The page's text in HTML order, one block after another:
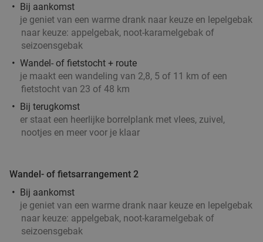
Bij aankomst
je geniet van een warme drank naar keuze en lepelgebak
naar keuze: appelgebak, noot-karamelgebak of
seizoensgebak
Wandel- of fietstocht + route
je maakt een wandeling van 2,8, 5 of 11 km of een
fietstocht van 23 of 48 km
Bij terugkomst
er staat een heerlijke borrelplank met vlees, zuivel,
nootjes en meer voor je klaar
Wandel- of fietsarrangement 2
Bij aankomst
je geniet van een warme drank naar keuze en lepelgebak
naar keuze: appelgebak, noot-karamelgebak of
seizoensgebak